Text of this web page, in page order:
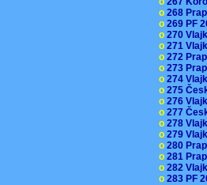
o 268
o 269 PF
o 270
o 271
o 272
o 273
o 274
o 275
o 276
o 277
o 278
o 279
o 280
o 281
o 282
o 283 PF